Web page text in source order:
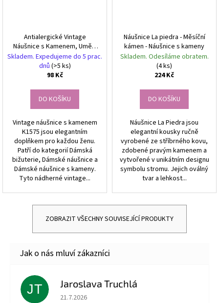
Antialergické Vintage
Náušnice s Kamenem, Umělý
Materiál, Rozměry 3,5 x 1,4
cm
Skladem. Expedujeme do 5 prac.
dnů (>5 ks)
98 Kč
DO KOŠÍKU
Vintage náušnice s kamenem
K1575 jsou elegantním
doplňkem pro každou ženu.
Patří do kategorií Dámská
bižuterie, Dámské náušnice a
Dámské náušnice s kameny.
Tyto nádherné vintage...
Náušnice La piedra - Měsíční
kámen - Náušnice s kameny
Skladem. Odesíláme obratem.
(4 ks)
224 Kč
DO KOŠÍKU
Náušnice La Piedra jsou
elegantní kousky ručně
vyrobené ze stříbrného kovu,
zdobené pravým kamenem a
vytvořené v unikátním designu
symbolu stromu. Jejich oválný
tvar a lehkost...
ZOBRAZIT VŠECHNY SOUVISEJÍCÍ PRODUKTY
JT Jaroslava Truchlá
Hodnocení obchodu je 5 z 5 hvězdiček.
21.7.2026